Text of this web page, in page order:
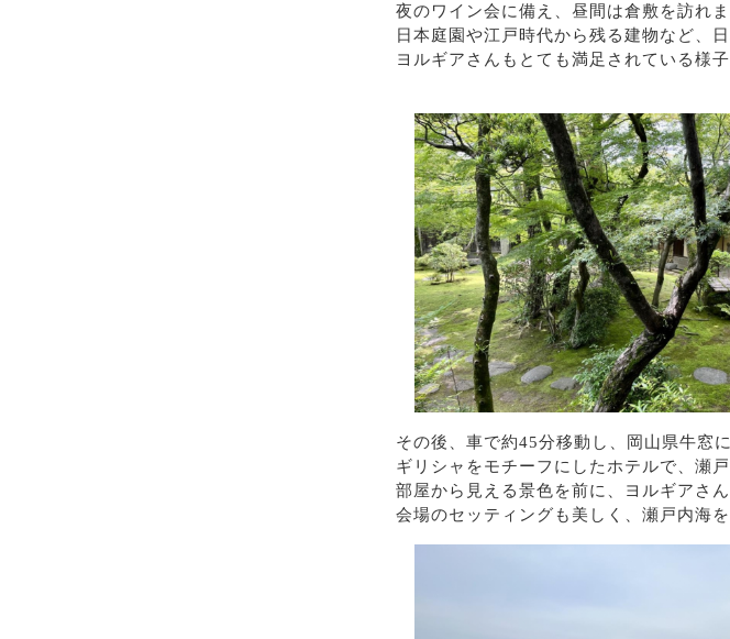
夜のワイン会に備え、昼間は倉敷を訪れま
日本庭園や江戸時代から残る建物など、
ヨルギアさんもとても満足されている様子
その後、車で約45分移動し、岡山県牛窓
ギリシャをモチーフにしたホテルで、瀬
部屋から見える景色を前に、ヨルギアさ
会場のセッティングも美しく、瀬戸内海